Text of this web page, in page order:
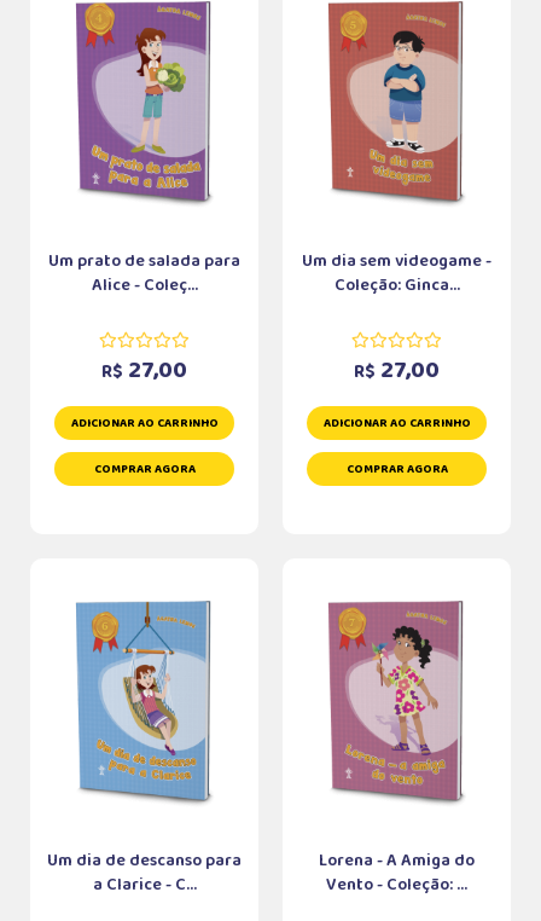
Um prato de salada para
Alice - Coleç...
R$ 27,00
ADICIONAR AO CARRINHO
COMPRAR AGORA
Um dia sem videogame -
Coleção: Ginca...
R$ 27,00
ADICIONAR AO CARRINHO
COMPRAR AGORA
Um dia de descanso para
a Clarice - C...
Lorena - A Amiga do
Vento - Coleção: ...